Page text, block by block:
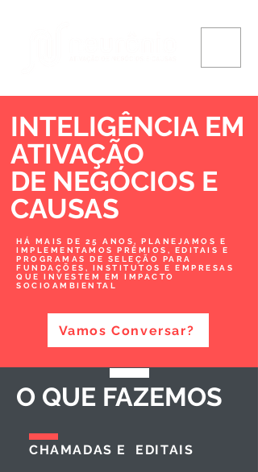
INTELIGÊNCIA EM
ATIVAÇÃO
DE NEGÓCIOS E
CAUSAS
HÁ MAIS DE 25 ANOS, PLANEJAMOS E
IMPLEMENTAMOS PRÊMIOS, EDITAIS E
PROGRAMAS DE SELEÇÃO PARA
FUNDAÇÕES, INSTITUTOS E EMPRESAS
QUE INVESTEM EM IMPACTO
SOCIOAMBIENTAL
Vamos Conversar?
O QUE FAZEMOS
CHAMADAS E EDITAIS